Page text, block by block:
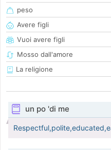
peso
Avere figli
Vuoi avere figli
Mosso dall'amore
La religione
un po 'di me